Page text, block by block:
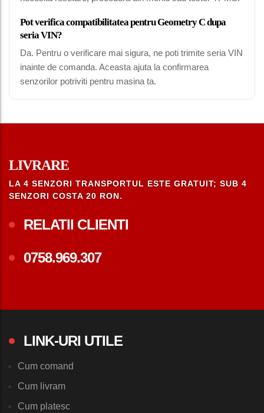
Pot verifica compatibilitatea pentru Geometry C dupa
seria VIN?
Da. Pentru o verificare mai sigura, ne poti trimite seria VIN
inainte de comanda. Aceasta ajuta la confirmarea
senzorilor potriviti pentru masina ta.
LIVRARE
LA 4 SENZORI TRANSPORTUL ESTE GRATUIT; SUB 4
SENZORI COSTA 20 RON.
RELATII CLIENTI
0758.969.307
LINK-URI UTILE
Cum comand
Cum livram
Cum platesc